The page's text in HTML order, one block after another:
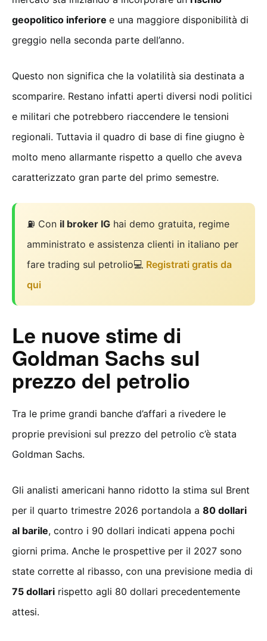
geopolitico inferiore e una maggiore disponibilità di
greggio nella seconda parte dell’anno.
Questo non significa che la volatilità sia destinata a
scomparire. Restano infatti aperti diversi nodi politici
e militari che potrebbero riaccendere le tensioni
regionali. Tuttavia il quadro di base di fine giugno è
molto meno allarmante rispetto a quello che aveva
caratterizzato gran parte del primo semestre.
⛽ Con il broker IG hai demo gratuita, regime
amministrato e assistenza clienti in italiano per
fare trading sul petrolio💻 Registrati gratis da
qui
Le nuove stime di
Goldman Sachs sul
prezzo del petrolio
Tra le prime grandi banche d’affari a rivedere le
proprie previsioni sul prezzo del petrolio c’è stata
Goldman Sachs.
Gli analisti americani hanno ridotto la stima sul Brent
per il quarto trimestre 2026 portandola a 80 dollari
al barile, contro i 90 dollari indicati appena pochi
giorni prima. Anche le prospettive per il 2027 sono
state corrette al ribasso, con una previsione media di
75 dollari rispetto agli 80 dollari precedentemente
attesi.